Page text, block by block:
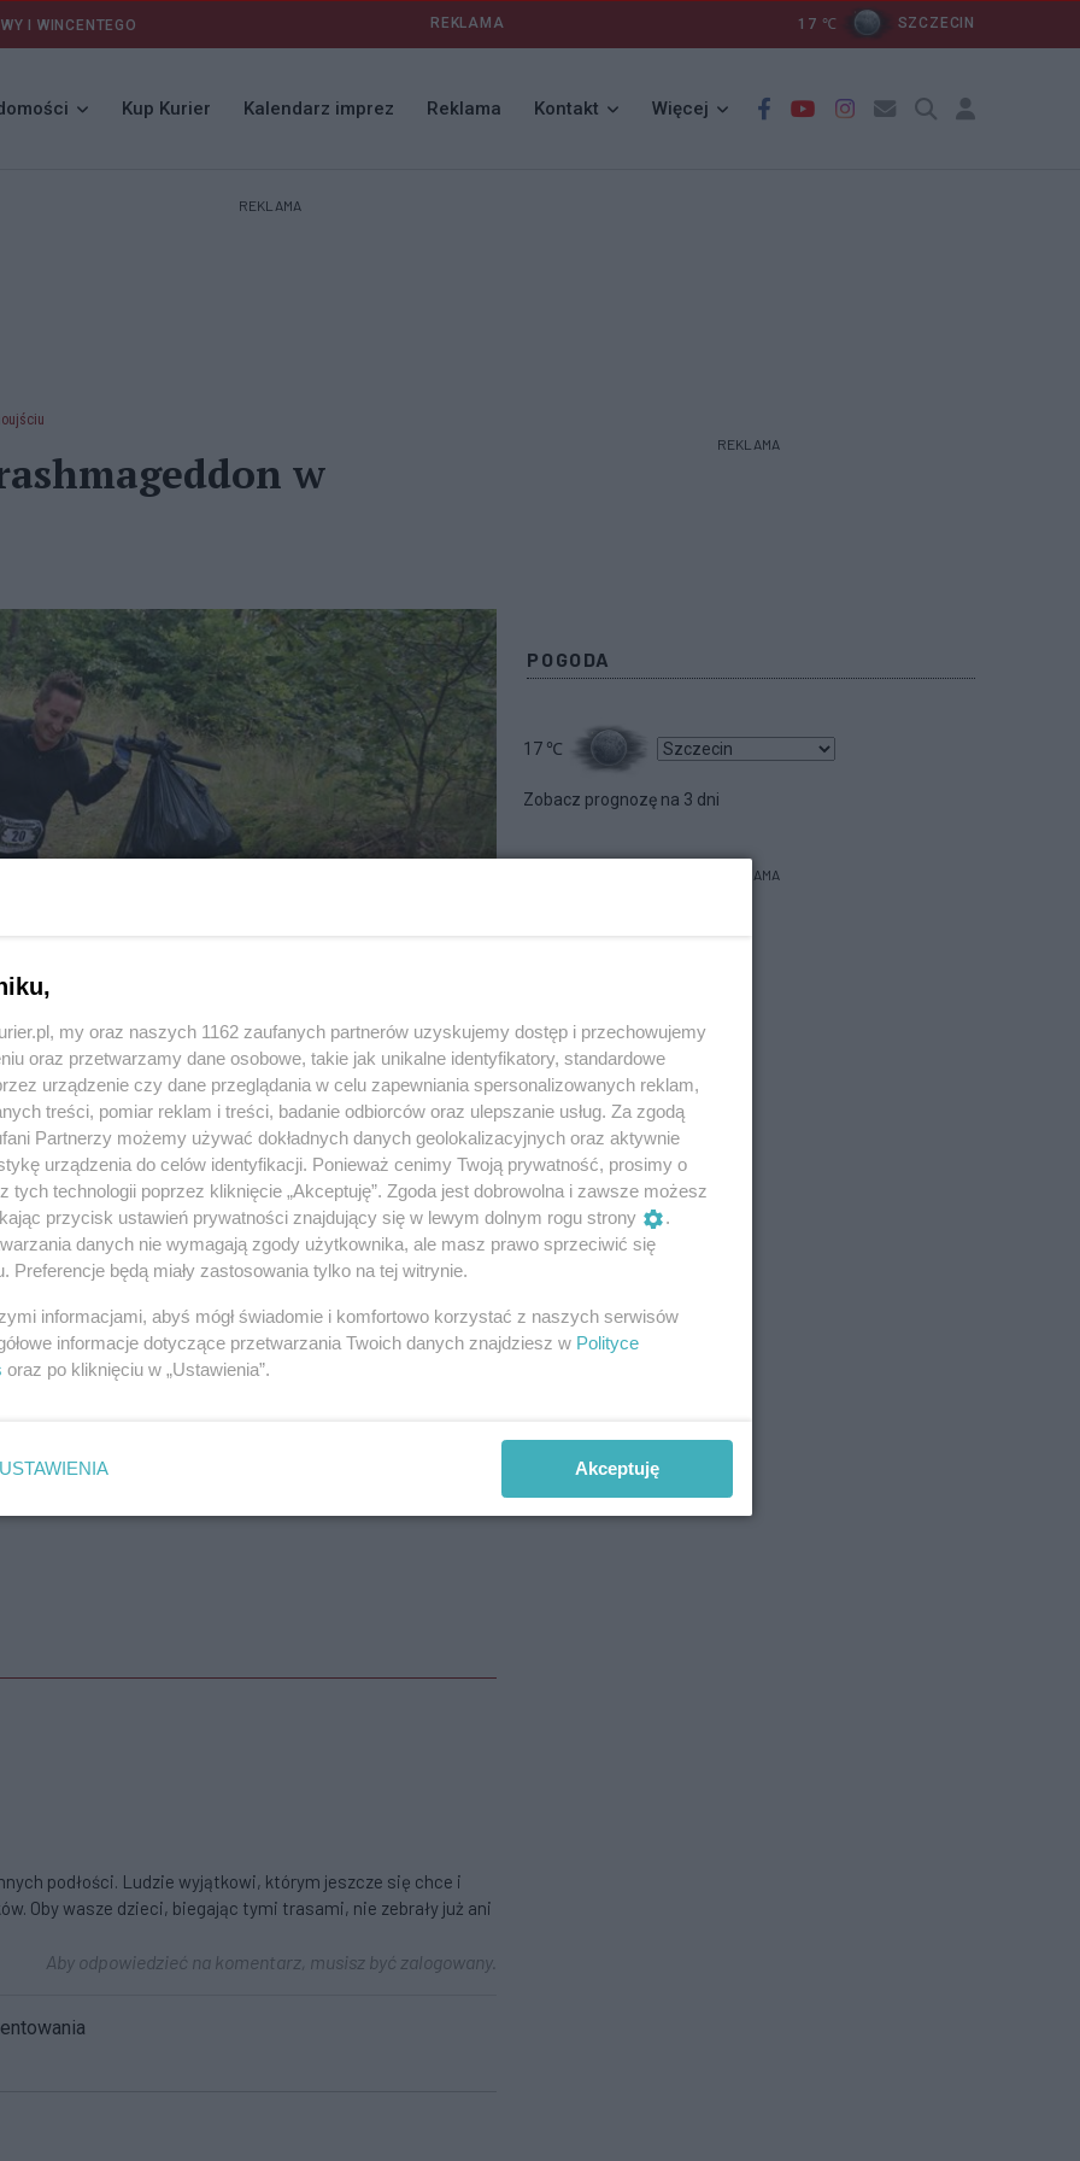
I WINCENTEGO REKLAMA 17 ℃ SZCZECIN
Kup Kurier Kalendarz imprez Reklama Kontakt Więcej
REKLAMA
w
lesie. Fot. Stanisław ZYBLEWSKI
artylerii nabrzeżnej Goeben, w okolicy
kraju zawody sportowe pod nazwą
dobrą zabawę, wzajemną rywalizację i...
lecz to, kto w ciągu trzech godzin uzbiera
kg). W rywalizacji zwyciężył Krzysztof Kramer
kg) i Grzegorzem Koreckim (451,2 kg), a wśród
wyprzedzając Teresę Czarnecką (268,7 kg) oraz
REKLAMA
podłości. Ludzie wyjątkowi, którym jeszcze się chce i
Oby wasze dzieci, biegając tymi trasami, nie zebrały już ani
Aby odpowiedzieć na komentarz, musisz być zalogowany.
REKLAMA
POGODA
17 ℃
Zobacz prognozę na 3 dni
REKLAMA
my oraz naszych 1162 zaufanych partnerów uzyskujemy dostęp i przechowujemy
oraz przetwarzamy dane osobowe, takie jak unikalne identyfikatory, standardowe
urządzenie czy dane przeglądania w celu zapewniania spersonalizowanych reklam,
treści, pomiar reklam i treści, badanie odbiorców oraz ulepszanie usług. Za zgodą
Partnerzy możemy używać dokładnych danych geolokalizacyjnych oraz aktywnie
urządzenia do celów identyfikacji. Ponieważ cenimy Twoją prywatność, prosimy o
tych technologii poprzez kliknięcie „Akceptuję”. Zgoda jest dobrowolna i zawsze możesz
przycisk ustawień prywatności znajdujący się w lewym dolnym rogu strony
.
danych nie wymagają zgody użytkownika, ale masz prawo sprzeciwić się
Preferencje będą miały zastosowania tylko na tej witrynie.
informacjami, abyś mógł świadomie i komfortowo korzystać z naszych serwisów
informacje dotyczące przetwarzania Twoich danych znajdziesz w Polityce
oraz po kliknięciu w „Ustawienia”.
USTAWIENIA Akceptuję